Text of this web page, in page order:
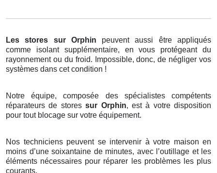
Les stores sur Orphin peuvent aussi être appliqués
comme isolant supplémentaire, en vous protégeant du
rayonnement ou du froid. Impossible, donc, de négliger vos
systèmes dans cet condition !
Notre équipe, composée des spécialistes compétents
réparateurs de storessur Orphin, est à votre disposition
pour tout blocage sur votre équipement.
Nos techniciens peuvent se intervenir à votre maison en
moins d’une soixantaine de minutes, avec l’outillage et les
éléments nécessaires pour réparer les problèmes les plus
courants.